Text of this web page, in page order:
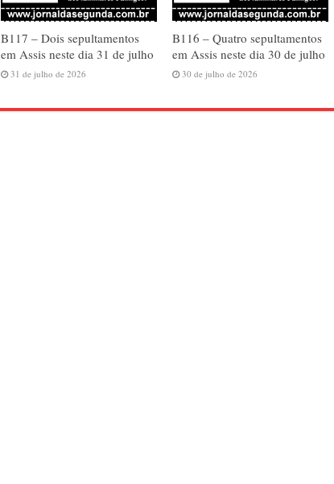
B117 – Dois sepultamentos
em Assis neste dia 31 de julho
31 de julho de 2026
B116 – Quatro sepultamentos
em Assis neste dia 30 de julho
30 de julho de 2026